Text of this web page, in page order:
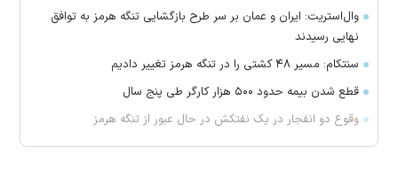
وال‌استریت: ایران و عمان بر سر طرح بازگشایی تنگه هرمز به توافق
نهایی رسیدند
سنتکام: مسیر ۴۸ کشتی را در تنگه هرمز تغییر دادیم
قطع شدن بیمه حدود ۵۰۰ هزار کارگر طی پنج سال
وقوع دو انفجار در یک نفتکش در حال عبور از تنگه هرمز